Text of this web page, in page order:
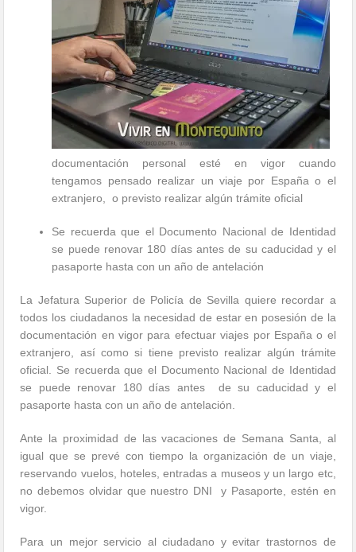
documentación personal esté en vigor cuando
tengamos pensado realizar un viaje por España o el
extranjero, o previsto realizar algún trámite oficial
Se recuerda que el Documento Nacional de Identidad
se puede renovar 180 días antes de su caducidad y el
pasaporte hasta con un año de antelación
La Jefatura Superior de Policía de Sevilla quiere recordar a
todos los ciudadanos la necesidad de estar en posesión de la
documentación en vigor para efectuar viajes por España o el
extranjero, así como si tiene previsto realizar algún trámite
oficial. Se recuerda que el Documento Nacional de Identidad
se puede renovar 180 días antes de su caducidad y el
pasaporte hasta con un año de antelación.
Ante la proximidad de las vacaciones de Semana Santa, al
igual que se prevé con tiempo la organización de un viaje,
reservando vuelos, hoteles, entradas a museos y un largo etc,
no debemos olvidar que nuestro DNI y Pasaporte, estén en
vigor.
Para un mejor servicio al ciudadano y evitar trastornos de